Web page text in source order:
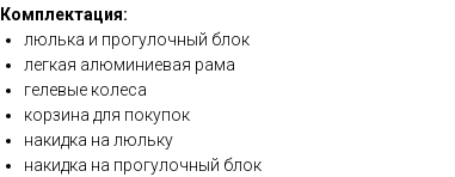
Комплектация:
люлька и прогулочный блок
легкая алюминиевая рама
гелевые колеса
корзина для покупок
накидка на люльку
накидка на прогулочный блок